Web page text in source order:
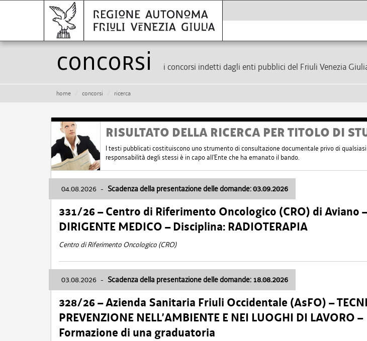
Concorsi i concorsi indetti dagli enti pubblici del Friuli Venezia
home concorsi ricerca
RISULTATO DELLA RICERCA PER TITOLO DI
I testi pubblicati costituiscono uno strumento di consultazione documentale privo di
responsabilità degli stessi è in capo all'Ente che ha emanato il bando.
04.08.2026 - Scadenza della presentazione delle domande: 03.09.2026
331/26 – Centro di Riferimento Oncologico (CRO) di Aviano –
DIRIGENTE MEDICO – Disciplina: RADIOTERAPIA
Centro di Riferimento Oncologico (CRO)
03.08.2026 - Scadenza della presentazione delle domande: 18.08.2026
328/26 – Azienda Sanitaria Friuli Occidentale (AsFO) –
PREVENZIONE NELL’AMBIENTE E NEI LUOGHI DI LAVORO –
Formazione di una graduatoria